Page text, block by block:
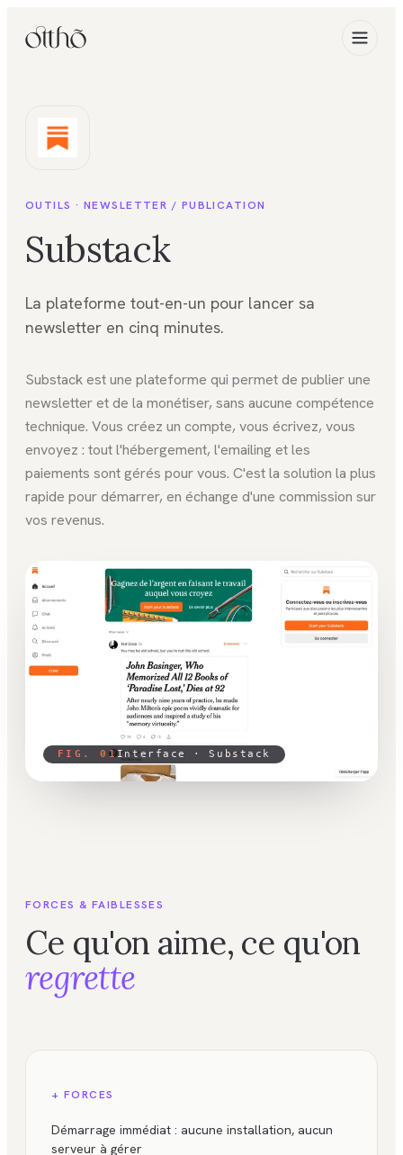
OUTILS · NEWSLETTER / PUBLICATION
Substack
La plateforme tout-en-un pour lancer sa
newsletter en cinq minutes.
Substack est une plateforme qui permet de publier une
newsletter et de la monétiser, sans aucune compétence
technique. Vous créez un compte, vous écrivez, vous
envoyez : tout l'hébergement, l'emailing et les
paiements sont gérés pour vous. C'est la solution la plus
rapide pour démarrer, en échange d'une commission sur
vos revenus.
FIG. 01Interface ·Substack
FORCES & FAIBLESSES
Ce qu'on aime, ce qu'on
regrette
+ FORCES
Démarrage immédiat : aucune installation, aucun
serveur à gérer